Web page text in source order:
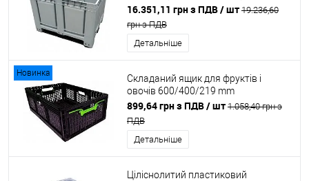
суцільний на полозах сірий
16.351,11 грн з ПДВ/ шт 19.236,60
грн з ПДВ
Детальніше
Новинка
Складаний ящик для фруктів і
овочів 600/400/219 mm
Професійний
899,64 грн з ПДВ/ шт 1.058,40 грн з
ПДВ
Детальніше
Ціліснолитий пластиковий